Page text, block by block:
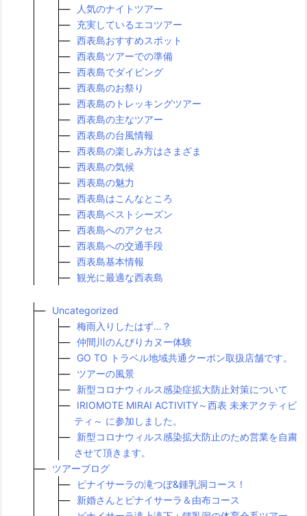
人気のナイトツアー
充実しているエコツアー
西表島おすすめスポット
西表島ツアーでの準備
西表島でダイビング
西表島のお祭り
西表島のトレッキングツアー
西表島の主なツアー
西表島の台風情報
西表島の楽しみ方はさまざま
西表島の気候
西表島の魅力
西表島はこんなところ
西表島ベストシーズン
西表島へのアクセス
西表島への交通手段
西表島基本情報
観光に最適な西表島
Uncategorized
梅雨入りしたはず…？
仲間川のんびりカヌー体験
GO TO トラベル地域共通クーポン取扱店舗です。
ツアーの風景
新型コロナウィルス感染症拡大防止対策について
IRIOMOTE MIRAI ACTIVITY～西表 未来アクティビ
ティ～ に参加しました。
新型コロナウィルス感染拡大防止のため営業を自粛
させて頂きます。
ツアーブログ
ピナイサーラの滝つぼ&鍾乳洞コース！
新婚さんとピナイサーラ＆由布コース